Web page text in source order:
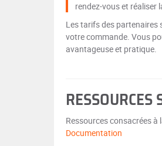
rendez-vous et réaliser
Les tarifs des partenaires
votre commande. Vous
avantageuse et pratique.
RESSOURCES
Ressources consacrées
Documentation